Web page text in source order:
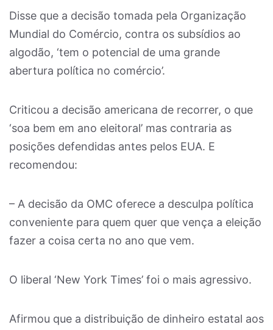
Disse que a decisão tomada pela Organização
Mundial do Comércio, contra os subsídios ao
algodão, ‘tem o potencial de uma grande
abertura política no comércio’.
Criticou a decisão americana de recorrer, o que
‘soa bem em ano eleitoral’ mas contraria as
posições defendidas antes pelos EUA. E
recomendou:
– A decisão da OMC oferece a desculpa política
conveniente para quem quer que vença a eleição
fazer a coisa certa no ano que vem.
O liberal ‘New York Times’ foi o mais agressivo.
Afirmou que a distribuição de dinheiro estatal aos